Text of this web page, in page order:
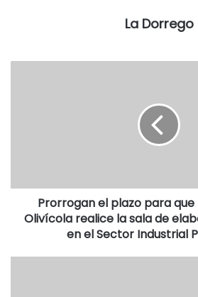
La Dorrego
Prorrogan el plazo para
Olivícola realice la sala de
en el Sector Industrial